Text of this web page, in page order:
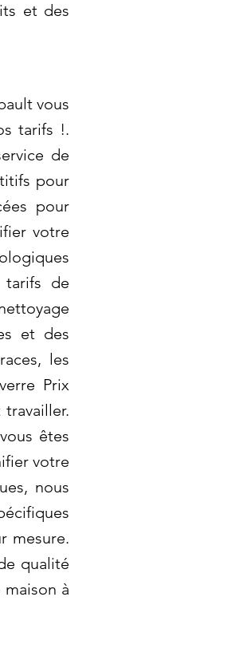
et des
vous
tarifs !.
de
pour
pour
votre
tarifs de
et des
les
Prix
êtes
votre
nous
mesure.
qualité
à